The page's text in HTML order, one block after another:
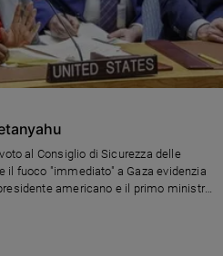
al Consiglio di Sicurezza delle
il fuoco "immediato" a Gaza evidenzia
americano e il primo ministro